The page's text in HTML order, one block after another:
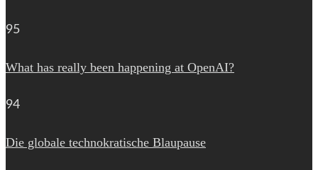
95
What has really been happening at OpenAI?
94
Die globale technokratische Blaupause